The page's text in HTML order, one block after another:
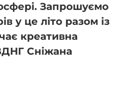
Запрошуємо
у це літо разом із
креативна
Сніжана